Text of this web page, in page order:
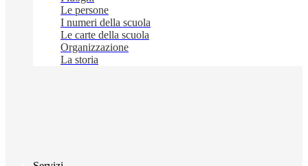
Le persone
I numeri della scuola
Le carte della scuola
Organizzazione
La storia